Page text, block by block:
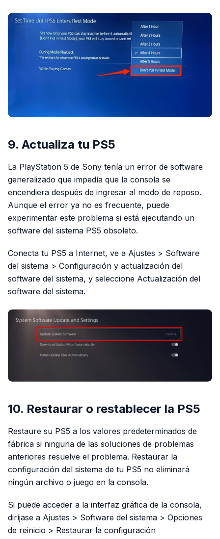
9. Actualiza tu PS5
La PlayStation 5 de Sony tenía un error de software
generalizado que impedía que la consola se
encendiera después de ingresar al modo de reposo.
Aunque el error ya no es frecuente, puede
experimentar este problema si está ejecutando un
software del sistema PS5 obsoleto.
Conecta tu PS5 a Internet, ve a Ajustes > Software
del sistema > Configuración y actualización del
software del sistema, y seleccione Actualización del
software del sistema.
10. Restaurar o restablecer la PS5
Restaure su PS5 a los valores predeterminados de
fábrica si ninguna de las soluciones de problemas
anteriores resuelve el problema. Restaurar la
configuración del sistema de tu PS5 no eliminará
ningún archivo o juego en la consola.
Si puede acceder a la interfaz gráfica de la consola,
diríjase a Ajustes > Software del sistema > Opciones
de reinicio > Restaurar la configuración